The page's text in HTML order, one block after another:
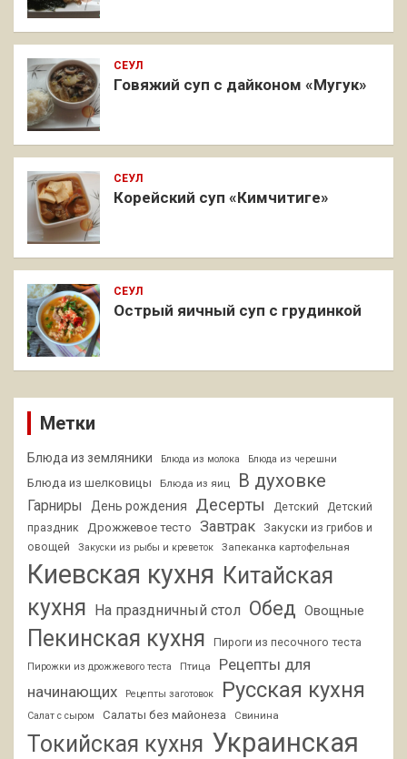
СЕУЛ
Говяжий суп с дайконом «Мугук»
СЕУЛ
Корейский суп «Кимчитиге»
СЕУЛ
Острый яичный суп с грудинкой
Метки
Блюда из земляники Блюда из молока Блюда из черешни
Блюда из шелковицы Блюда из яиц В духовке
Гарниры День рождения Десерты Детский
Детский
праздник
Дрожжевое тесто Завтрак
Закуски из грибов и
овощей
Закуски из рыбы и креветок Запеканка картофельная
Киевская кухня Китайская
кухня На праздничный стол Обед Овощные
Пекинская кухня Пироги из песочного теста
Пирожки из дрожжевого теста Птица
Рецепты для
начинающих
Рецепты заготовок Русская кухня
Салат с сыром Салаты без майонеза Свинина
Токийская кухня Украинская